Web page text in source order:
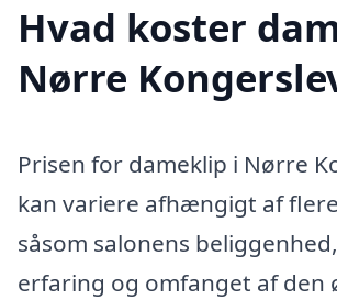
Hvad koster
Nørre
Prisen for dameklip i Nørre
kan variere afhængigt af
såsom salonens
erfaring og omfanget af den